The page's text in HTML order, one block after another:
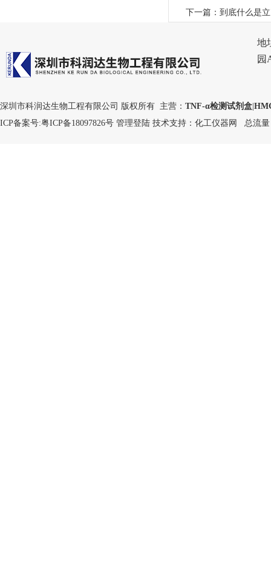
下一篇： 到底什么是
地
园
深圳市科润达生物工程有限公司 版权所有 主营： TNF-α检测试剂盒
ICP备案号:粤ICP备18097826号 管理登陆 技术支持： 化工仪器网 总流量